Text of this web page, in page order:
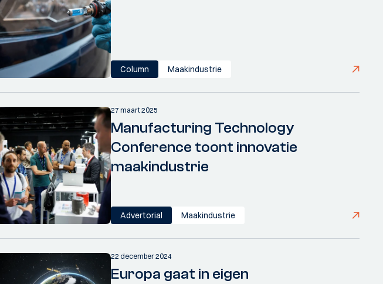
Column Maakindustrie
27 maart 2025
Manufacturing Technology
Conference toont innovatie
maakindustrie
Advertorial Maakindustrie
22 december 2024
Europa gaat in eigen